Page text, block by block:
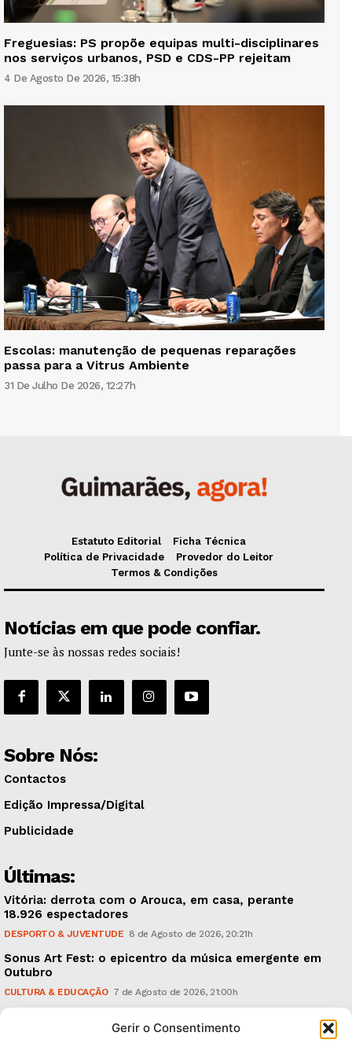
Gerir o Consentimento
Freguesias: PS propõe equipas multi-disciplinares
nos serviços urbanos, PSD e CDS-PP rejeitam
4 De Agosto De 2026, 15:38h
Escolas: manutenção de pequenas reparações
passa para a Vitrus Ambiente
31 De Julho De 2026, 12:27h
Estatuto Editorial
Ficha Técnica
Política de Privacidade
Provedor do Leitor
Termos & Condições
Notícias em que pode confiar.
Junte-se às nossas redes sociais!
Sobre Nós:
Contactos
Edição Impressa/Digital
Publicidade
Últimas:
Vitória: derrota com o Arouca, em casa, perante
18.926 espectadores
DESPORTO & JUVENTUDE 8 de Agosto de 2026, 20:21h
Sonus Art Fest: o epicentro da música emergente em
Outubro
CULTURA & EDUCAÇÃO 7 de Agosto de 2026, 21:00h